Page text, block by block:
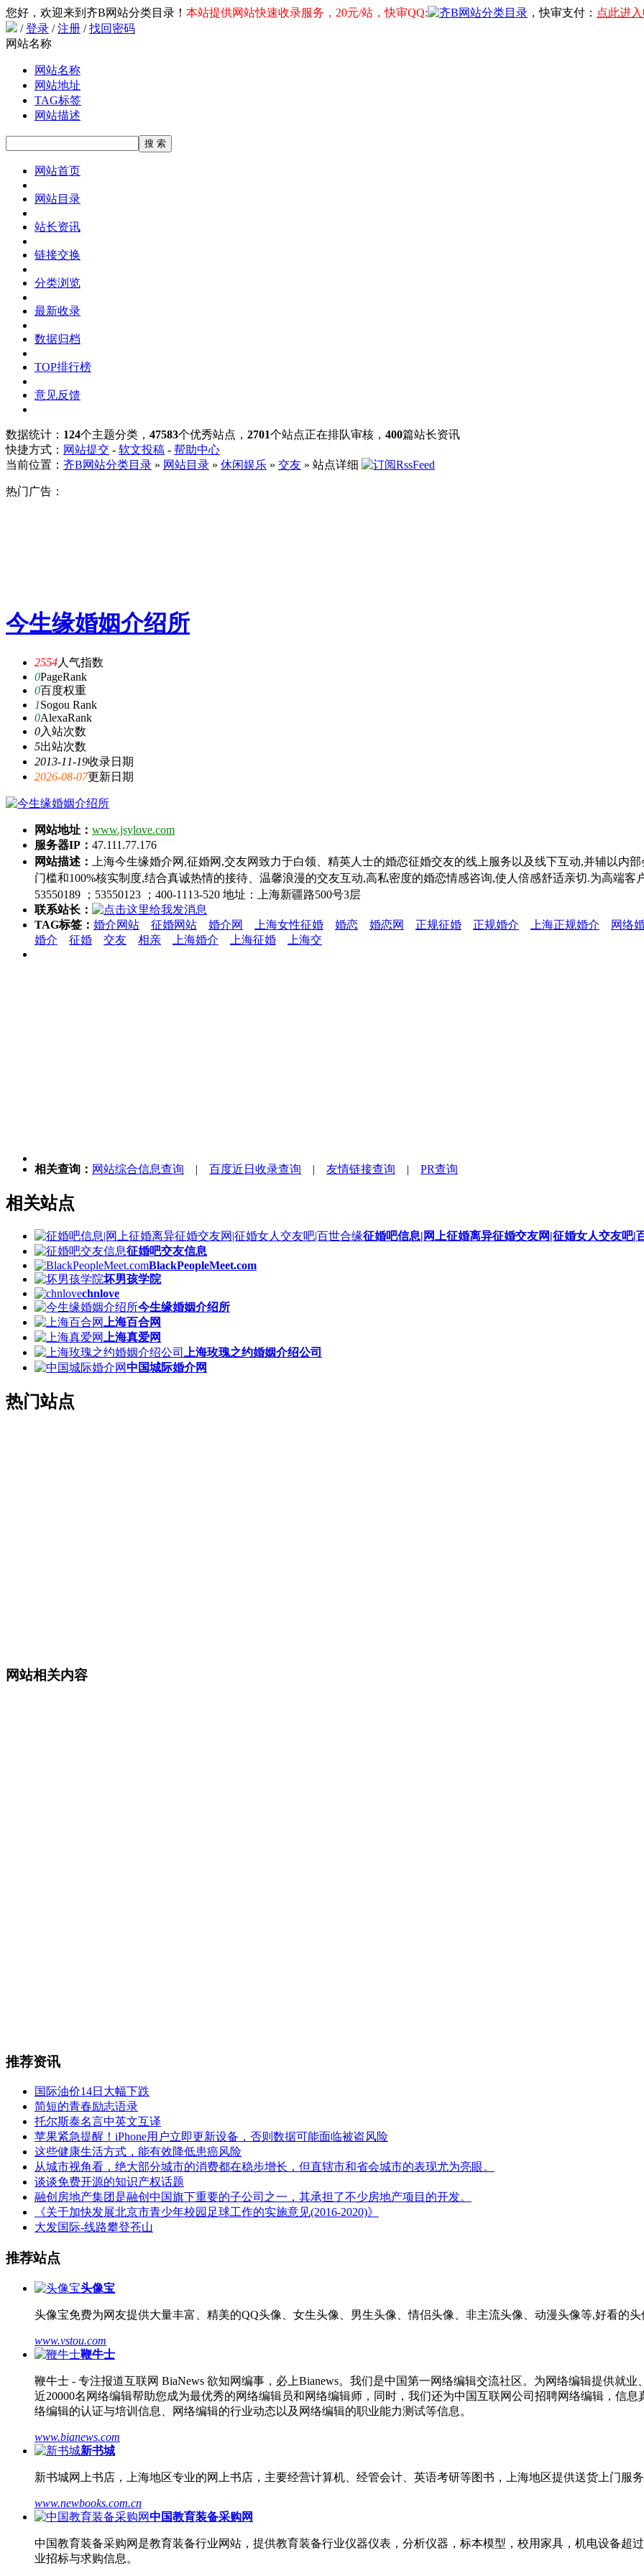
您好，欢迎来到齐B网站分类目录！ 本站提供网站快速收录服务，20元/站，快审QQ: ，快审支付： 点此进
/登录 /注册 /找回密码
网站名称
网站名称
网站地址
TAG标签
网站描述
网站首页
网站目录
站长资讯
链接交换
分类浏览
最新收录
数据归档
TOP排行榜
意见反馈
数据统计： 124个主题分类， 47583个优秀站点， 2701个站点正在排队审核， 400篇站长资讯
快捷方式： 网站提交 - 软文投稿 - 帮助中心
当前位置： 齐B网站分类目录 » 网站目录 » 休闲娱乐 » 交友 » 站点详细
热门广告：
今生缘婚姻介绍所
2554人气指数
0PageRank
0百度权重
1Sogou Rank
0AlexaRank
0入站次数
5出站次数
2013-11-19收录日期
2026-08-07更新日期
网站地址： www.jsylove.com
服务器IP： 47.111.77.176
网站描述：
上海今生缘婚介网,征婚网,交友网致力于白领、精英人士的婚恋征婚交友的线上服务以及线下互动,并辅以内
门槛和100%核实制度,结合真诚热情的接待、温馨浪漫的交友互动,高私密度的婚恋情感咨询,使人倍感舒适亲切.为高端客
53550189 ；53550123 ；400-1113-520 地址：上海新疆路500号3层
联系站长：
TAG标签： 婚介网站 征婚网站 婚介网 上海女性征婚 婚恋 婚恋网 正规征婚 正规婚介 上海正规婚介
网络
婚介
征婚 交友 相亲 上海婚介 上海征婚 上海交
相关查询： 网站综合信息查询 | 百度近日收录查询 | 友情链接查询 | PR查询
相关站点
征婚吧信息|网上征婚离异征婚交友网|征婚女人交友吧|
征婚吧交友信息
BlackPeopleMeet.com
坏男孩学院
chnlove
今生缘婚姻介绍所
上海百合网
上海真爱网
上海玫瑰之约婚姻介绍公司
中国城际婚介网
热门站点
网站相关内容
推荐资讯
国际油价14日大幅下跌
简短的青春励志语录
托尔斯泰名言中英文互译
苹果紧急提醒！iPhone用户立即更新设备，否则数据可能面临被盗风险
这些健康生活方式，能有效降低患癌风险
从城市视角看，绝大部分城市的消费都在稳步增长，但直辖市和省会城市的表现尤为亮眼。
谈谈免费开源的知识产权话题
融创房地产集团是融创中国旗下重要的子公司之一，其承担了不少房地产项目的开发。
《关于加快发展北京市青少年校园足球工作的实施意见(2016-2020)》
大发国际-线路攀登苍山
推荐站点
头像宝
头像宝免费为网友提供大量丰富、精美的QQ头像、女生头像、男生头像、情侣头像、非主流头像、动漫头像等,好看的
www.vstou.com
鞭牛士
鞭牛士 - 专注报道互联网 BiaNews 欲知网编事，必上Bianews。我们是中国第一网络编辑交流社区。为网络编辑提供就
近20000名网络编辑帮助您成为最优秀的网络编辑员和网络编辑师，同时，我们还为中国互联网公司招聘网络编辑，信
络编辑的认证与培训信息、网络编辑的行业动态以及网络编辑的职业能力测试等信息。
www.bianews.com
新书城
新书城网上书店，上海地区专业的网上书店，主要经营计算机、经管会计、英语考研等图书，上海地区提供送货上门服
www.newbooks.com.cn
中国教育装备采购网
中国教育装备采购网是教育装备行业网站，提供教育装备行业仪器仪表，分析仪器，标本模型，校用家具，机电设备超
业招标与求购信息。